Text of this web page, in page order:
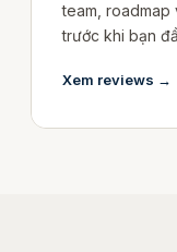
team, roadmap
trước khi bạn
Xem reviews →